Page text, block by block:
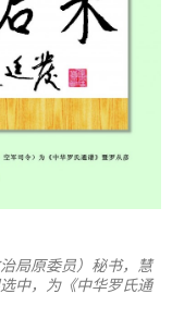
局原委员）秘书，慧
中，为《中华罗氏通